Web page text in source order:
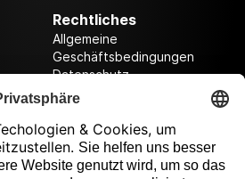
Rechtliches
Allgemeine
Geschäftsbedingungen
Datenschutz
Datenschutzeinstellungen